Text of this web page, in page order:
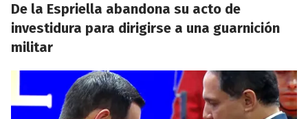
De la Espriella abandona su acto de
investidura para dirigirse a una guarnición
militar